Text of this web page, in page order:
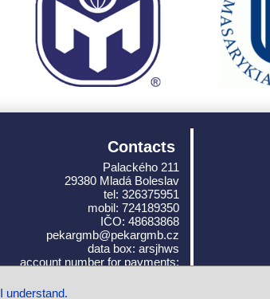
I understand.
Contacts
Palackého 211
29380 Mladá Boleslav
tel: 326375951
mobil: 724189350
IČO: 48683868
pekargmb@pekargmb.cz
data box: arsjhws
account number for payments: